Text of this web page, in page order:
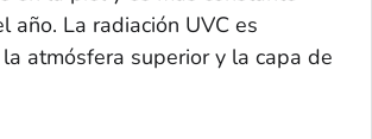
año. La radiación UVC es
atmósfera superior y la capa de